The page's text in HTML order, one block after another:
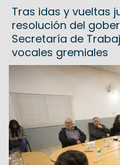
Tras idas y vueltas
resolución del
Secretaría de
vocales gremiales